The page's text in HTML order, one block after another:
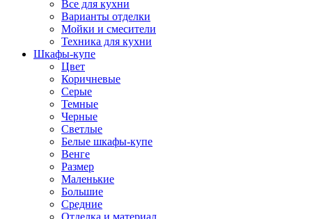
Все для кухни
Варианты отделки
Мойки и смесители
Техника для кухни
Шкафы-купе
Цвет
Коричневые
Серые
Темные
Черные
Светлые
Белые шкафы-купе
Венге
Размер
Маленькие
Большие
Средние
Отделка и материал